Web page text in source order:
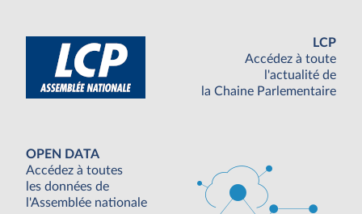
LCP
Accédez à toute
l'actualité de
la Chaine Parlementaire
OPEN DATA
Accédez à toutes
les données de
l'Assemblée nationale